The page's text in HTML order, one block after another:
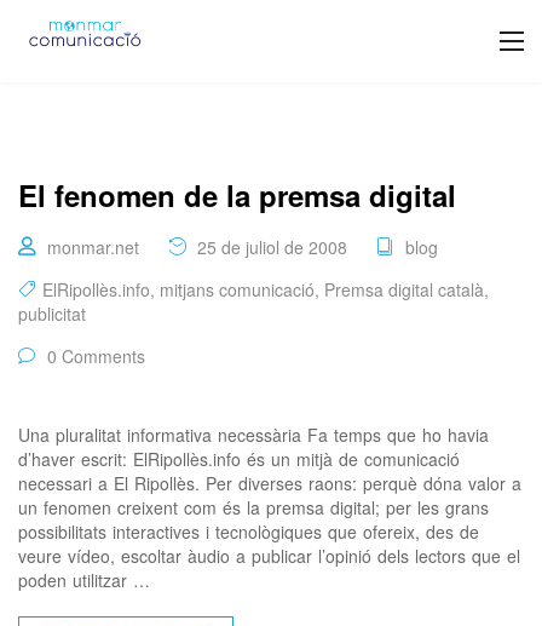
El fenomen de la premsa digital
monmar.net 25 de juliol de 2008
blog
ElRipollès.info, mitjans comunicació, Premsa digital català,
publicitat
0 Comments
Una pluralitat informativa necessària Fa temps que ho havia
d’haver escrit: ElRipollès.info és un mitjà de comunicació
necessari a El Ripollès. Per diverses raons: perquè dóna valor a
un fenomen creixent com és la premsa digital; per les grans
possibilitats interactives i tecnològiques que ofereix, des de
veure vídeo, escoltar àudio a publicar l’opinió dels lectors que el
poden utilitzar …